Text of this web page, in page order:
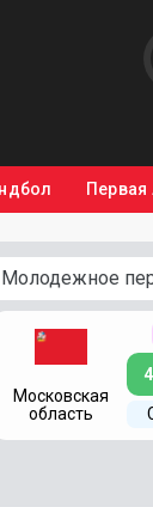
Первая
Молодежное
Московская
область